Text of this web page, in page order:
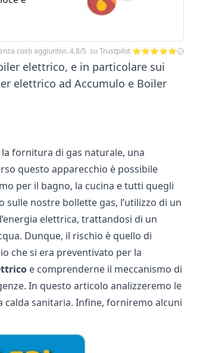
costi aggiuntivi. 4,8/5 su Trustpilot ⭐⭐⭐⭐⭐
elettrico, e in particolare sui
elettrico ad Accumulo e Boiler
fornitura di gas naturale, una
questo apparecchio è possibile
per il bagno, la cucina e tutti quegli
nostre bollette gas, l’utilizzo di un
elettrica, trattandosi di un
Dunque, il rischio è quello di
che si era preventivato per la
e comprenderne il meccanismo di
In questo articolo analizzeremo le
calda sanitaria. Infine, forniremo alcuni